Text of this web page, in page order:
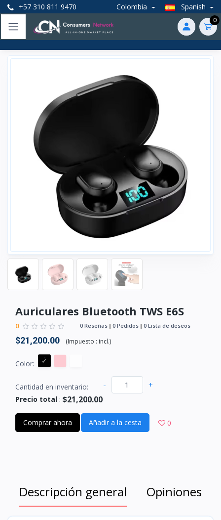
+57 310 811 9470 Colombia Spanish
0
Auriculares Bluetooth TWS E6S
0 0 Reseñas 0 Pedidos 0 Lista de deseos
$21,200.00 (Impuesto : incl.)
Color:
Cantidad en inventario: - +
Precio total : $21,200.00
Comprar ahora Añadir a la cesta 0
Descripción general Opiniones